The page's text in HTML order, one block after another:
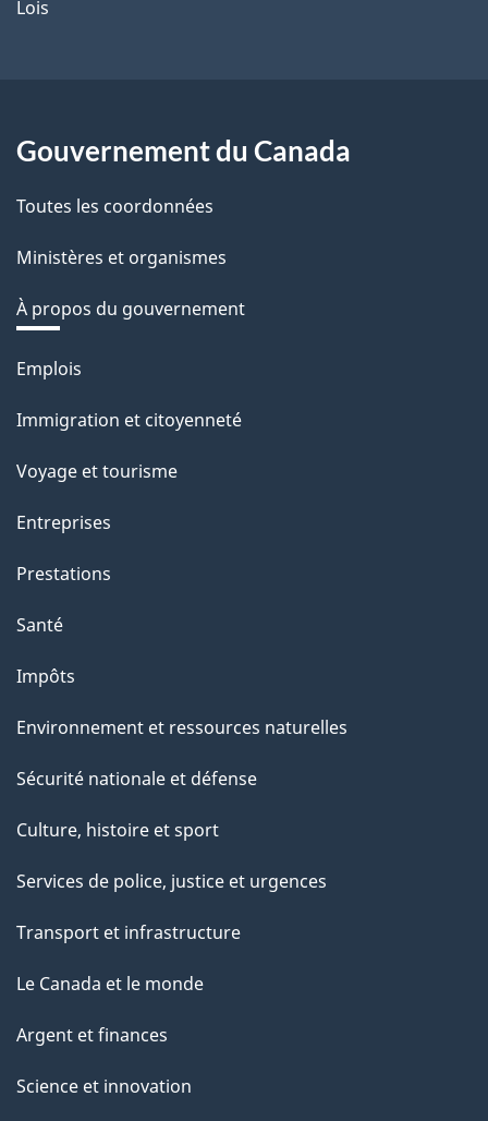
Lois
Gouvernement du Canada
Toutes les coordonnées
Ministères et organismes
À propos du gouvernement
Thèmes
sujets
Emplois
Immigration et citoyenneté
Voyage et tourisme
Entreprises
Prestations
Santé
Impôts
Environnement et ressources naturelles
Sécurité nationale et défense
Culture, histoire et sport
Services de police, justice et urgences
Transport et infrastructure
Le Canada et le monde
Argent et finances
Science et innovation